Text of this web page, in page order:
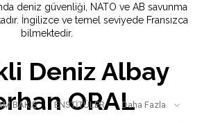
deniz güvenliği, NATO ve AB savunma
İngilizce ve temel seviyede Fransızca
bilmektedir.
Deniz Albay
ORAL
BAKIŞ ENSTİTÜLER Daha Fazla